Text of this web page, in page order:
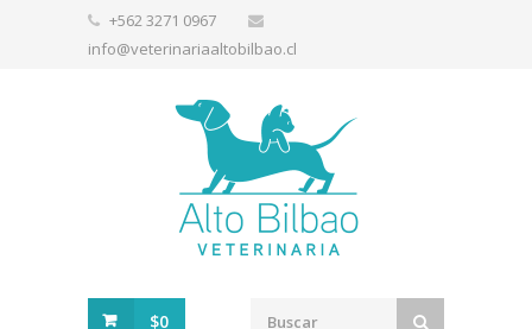
+562 3271 0967
info@veterinariaaltobilbao.cl
$0